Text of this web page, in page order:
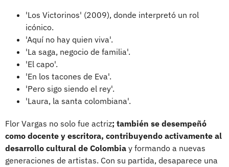
'Los Victorinos' (2009), donde interpretó un rol
icónico.
'Aquí no hay quien viva'.
'La saga, negocio de familia'.
'El capo'.
'En los tacones de Eva'.
'Pero sigo siendo el rey'.
'Laura, la santa colombiana'.
Flor Vargas no solo fue actriz; también se desempeñó
como docente y escritora, contribuyendo activamente al
desarrollo cultural de Colombia y formando a nuevas
generaciones de artistas. Con su partida, desaparece una